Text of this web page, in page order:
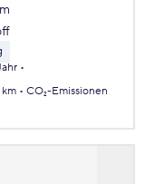
CO₂-Emissionen